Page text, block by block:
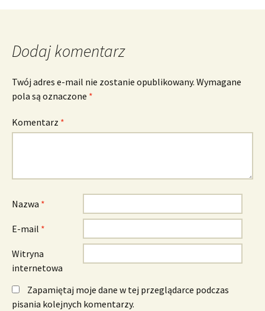
Dodaj komentarz
Twój adres e-mail nie zostanie opublikowany. Wymagane
pola są oznaczone *
Komentarz *
Nazwa *
E-mail *
Witryna
internetowa
Zapamiętaj moje dane w tej przeglądarce podczas
pisania kolejnych komentarzy.